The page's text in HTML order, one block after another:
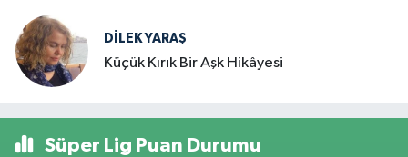
DILEK YARAŞ
Küçük Kırık Bir Aşk Hikâyesi
Süper Lig Puan Durumu